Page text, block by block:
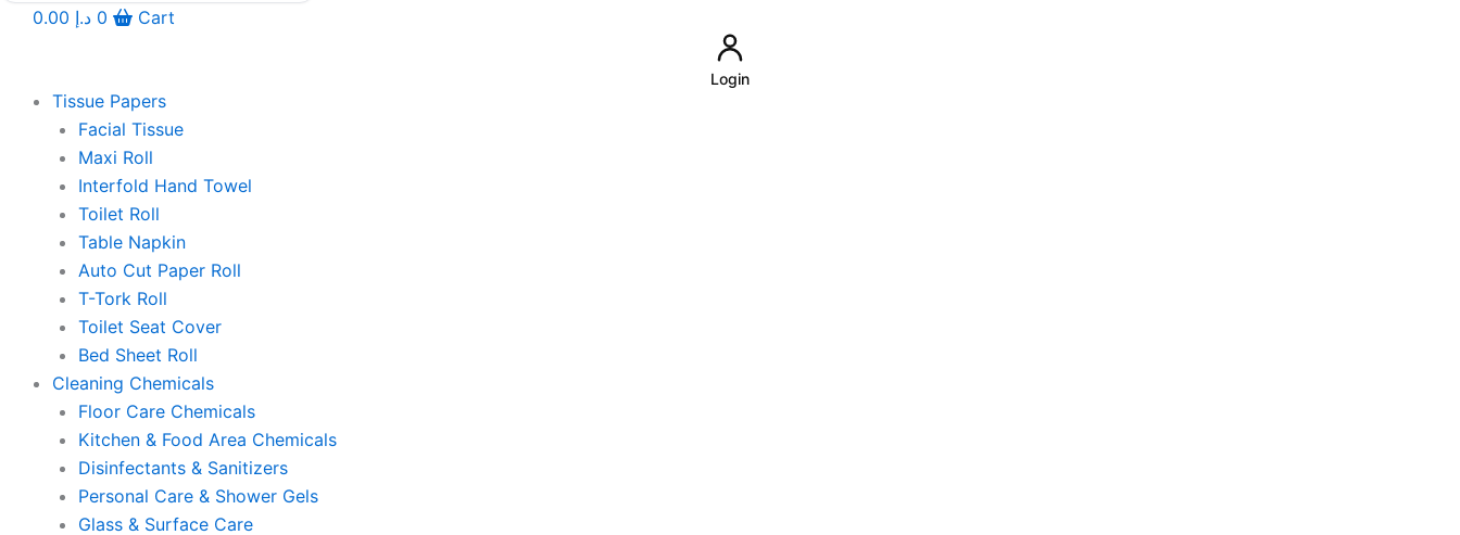
د.إ 0 Cart
Login
Tissue Papers
Facial Tissue
Maxi Roll
Interfold Hand Towel
Toilet Roll
Table Napkin
Auto Cut Paper Roll
T-Tork Roll
Toilet Seat Cover
Bed Sheet Roll
Cleaning Chemicals
Floor Care Chemicals
Kitchen & Food Area Chemicals
Disinfectants & Sanitizers
Personal Care & Shower Gels
Glass & Surface Care